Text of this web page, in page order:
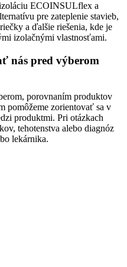
ECOINSULflex a
pre zateplenie stavieb,
a ďalšie riešenia, kde je
izolačnými vlastnosťami.
nás pred výberom
porovnaním produktov
pomôžeme zorientovať sa v
produktmi. Pri otázkach
tehotenstva alebo diagnóz
lekárnika.